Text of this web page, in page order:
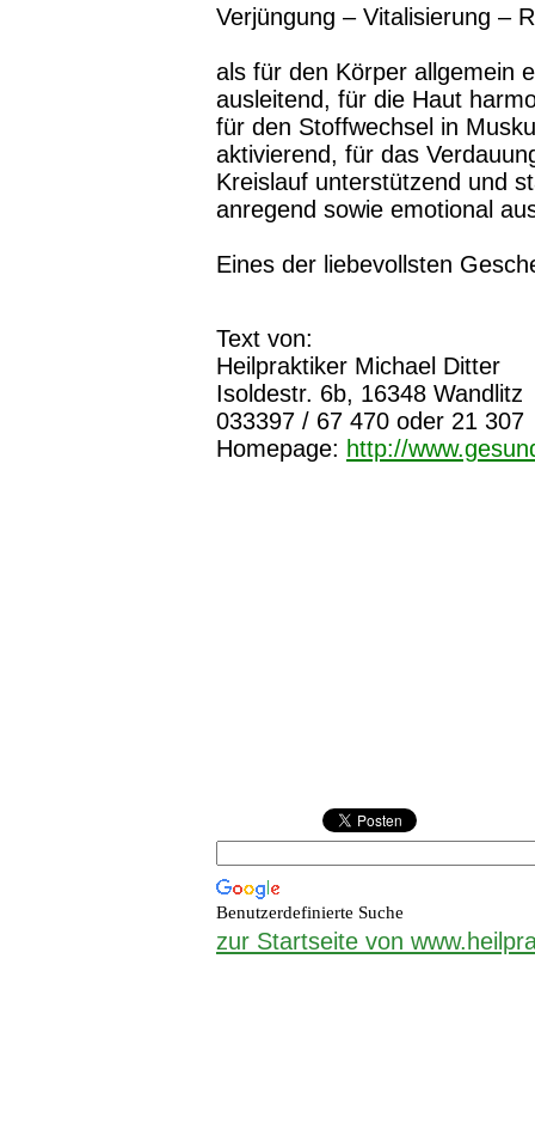
Verjüngung – Vitalisierung –
als für den Körper allgemein
ausleitend, für die Haut
für den Stoffwechsel in
aktivierend, für das
Kreislauf unterstützend und
anregend sowie emotional
Eines der liebevollsten
Text von:
Heilpraktiker Michael Ditter
Isoldestr. 6b, 16348 Wandlitz
033397 / 67 470 oder 21 307
Homepage: http://
Benutzerdefinierte Suche
zur Startseite von